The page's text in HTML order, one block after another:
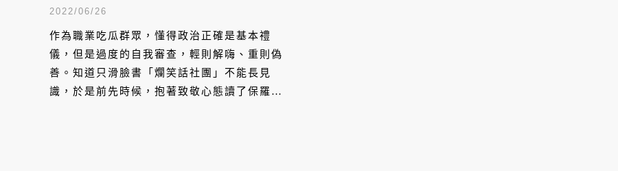
2022/06/26
作為職業吃瓜群眾，懂得政治正確是基本禮
儀，但是過度的自我審查，輕則解嗨、重則偽
善。知道只滑臉書「爛笑話社團」不能長見
識，於是前先時候，抱著致敬心態讀了保羅．